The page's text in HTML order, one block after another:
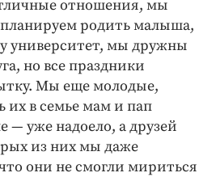
отношения, мы
родить малыша,
университет, мы дружны
но все праздники
Мы еще молодые,
их в семье мам и пап
— уже надоело, а друзей
из них мы даже
они не смогли мириться